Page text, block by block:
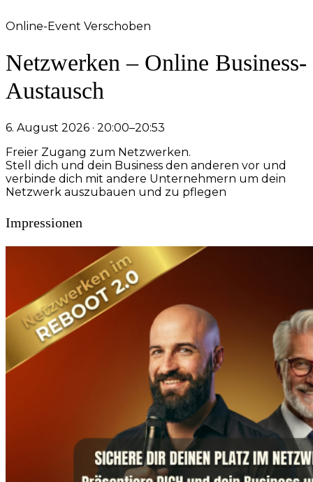
Online-Event Verschoben
Netzwerken – Online Business-
Austausch
6. August 2026 · 20:00–20:53
Freier Zugang zum Netzwerken.
Stell dich und dein Business den anderen vor und
verbinde dich mit andere Unternehmern um dein
Netzwerk auszubauen und zu pflegen
Impressionen